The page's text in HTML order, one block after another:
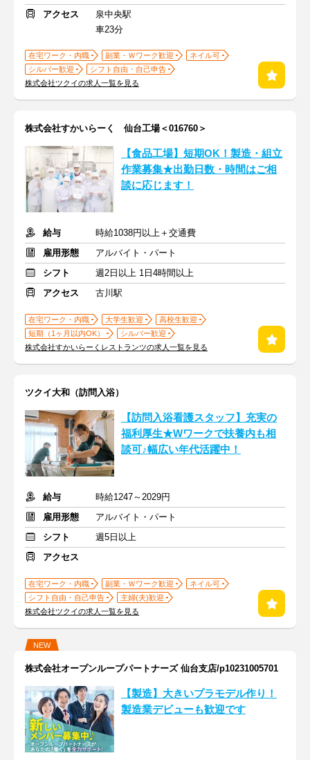
アクセス
泉中央駅
車23分
在宅ワーク・内職 副業・Ｗワーク歓迎
ネイル可
シルバー歓迎
シフト自由・自己申告
株式会社ツクイの求人一覧を見る
株式会社すかいらーく 仙台工場＜016760＞
【食品工場】短期OK！製造・組立
作業募集★出勤日数・時間はご相
談に応じます！
給与
時給1038円以上＋交通費
雇用形態
アルバイト・パート
シフト
週2日以上 1日4時間以上
アクセス
古川駅
在宅ワーク・内職 大学生歓迎
高校生歓迎
短期（1ヶ月以内OK）
シルバー歓迎
株式会社すかいらーくレストランツの求人一覧を見る
ツクイ大和（訪問入浴）
【訪問入浴看護スタッフ】充実の
福利厚生★Wワークで扶養内も相
談可♪幅広い年代活躍中！
給与
時給1247～2029円
雇用形態
アルバイト・パート
シフト
週5日以上
アクセス
在宅ワーク・内職 副業・Ｗワーク歓迎
ネイル可
シフト自由・自己申告
主婦(夫)歓迎
株式会社ツクイの求人一覧を見る
NEW
株式会社オープンループパートナーズ 仙台支店/p10231005701
【製造】大きいプラモデル作り！
製造業デビューも歓迎です